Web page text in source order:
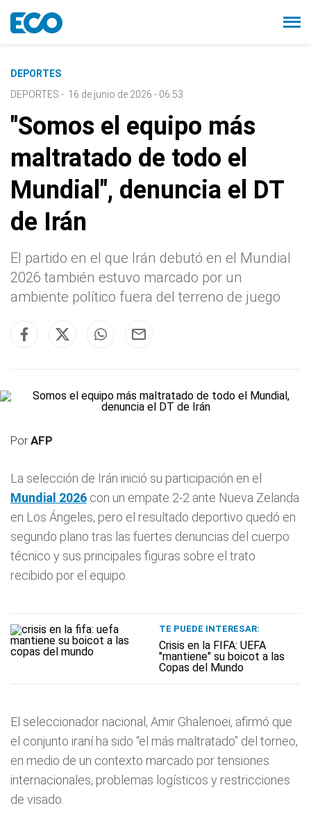
DEPORTES
DEPORTES - 16 de junio de 2026 - 06:53
"Somos el equipo más
maltratado de todo el
Mundial", denuncia el DT
de Irán
El partido en el que Irán debutó en el Mundial
2026 también estuvo marcado por un
ambiente político fuera del terreno de juego
PorAFP
La selección de Irán inició su participación en el
Mundial 2026 con un empate 2-2 ante Nueva Zelanda
en Los Ángeles, pero el resultado deportivo quedó en
segundo plano tras las fuertes denuncias del cuerpo
técnico y sus principales figuras sobre el trato
recibido por el equipo.
TE PUEDE INTERESAR:
Crisis en la FIFA: UEFA
"mantiene" su boicot a las
Copas del Mundo
El seleccionador nacional, Amir Ghalenoei, afirmó que
el conjunto iraní ha sido “el más maltratado” del torneo,
en medio de un contexto marcado por tensiones
internacionales, problemas logísticos y restricciones
de visado.